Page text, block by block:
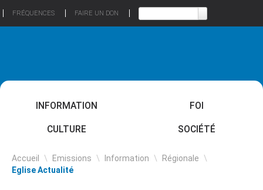
FRÉQUENCES FAIRE UN DON
INFORMATION FOI
CULTURE SOCIÉTÉ
Accueil \ Emissions \ Information \ Régionale \
Eglise Actualité